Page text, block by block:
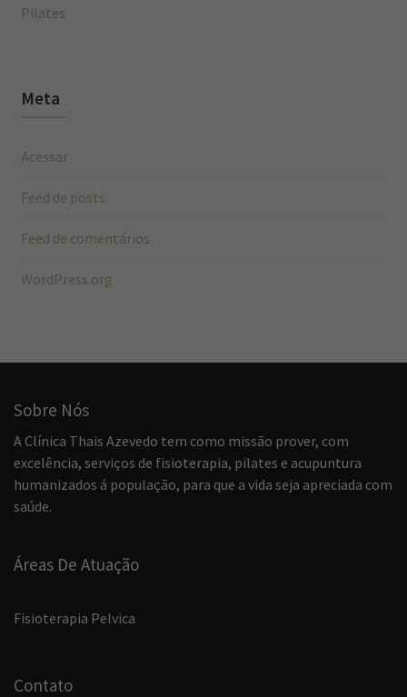
Pilates
Meta
Acessar
Feed de posts
Feed de comentários
WordPress.org
Sobre Nós
A Clínica Thais Azevedo tem como missão prover, com
excelência, serviços de fisioterapia, pilates e acupuntura
humanizados á população, para que a vida seja apreciada com
saúde.
Áreas De Atuação
Fisioterapia Pelvica
Contato